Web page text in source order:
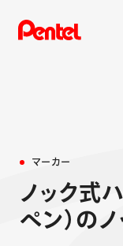
エナージェル ペ
ぺ
マー カー
ノック式ハ
ペン） の ノ